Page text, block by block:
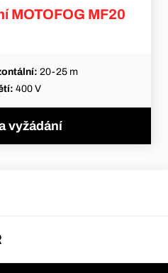
MOTOFOG MF20
20-25 m
400 V
vyžádání